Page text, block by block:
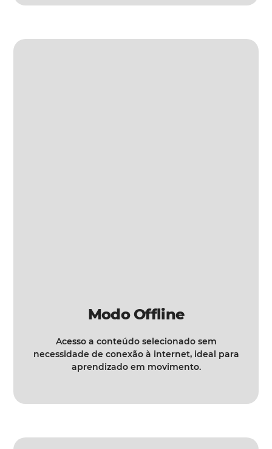
Modo Offline
Acesso a conteúdo selecionado sem
necessidade de conexão à internet, ideal para
aprendizado em movimento.